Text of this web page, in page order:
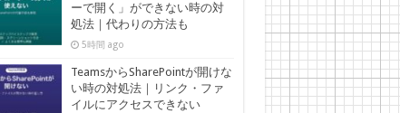
ーで開く」ができない時の対
処法｜代わりの方法も
5時間 ago
TeamsからSharePointが開けな
い時の対処法｜リンク・ファ
イルにアクセスできない